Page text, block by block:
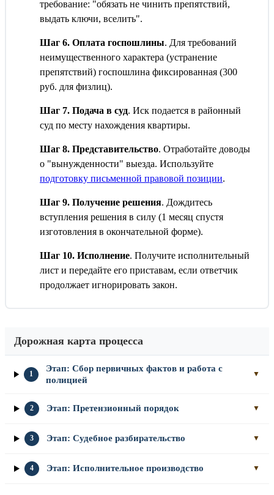
требование: "обязать не чинить препятствий,
выдать ключи, вселить".
Шаг 6. Оплата госпошлины. Для требований
неимущественного характера (устранение
препятствий) госпошлина фиксированная (300
руб. для физлиц).
Шаг 7. Подача в суд. Иск подается в районный
суд по месту нахождения квартиры.
Шаг 8. Представительство. Отработайте доводы
о "вынужденности" выезда. Используйте
подготовку письменной правовой позиции.
Шаг 9. Получение решения. Дождитесь
вступления решения в силу (1 месяц спустя
изготовления в окончательной форме).
Шаг 10. Исполнение. Получите исполнительный
лист и передайте его приставам, если ответчик
продолжает игнорировать закон.
Дорожная карта процесса
1
Этап: Сбор первичных фактов и работа с
полицией
▼
2 Этап: Претензионный порядок ▼
3 Этап: Судебное разбирательство ▼
4 Этап: Исполнительное производство ▼